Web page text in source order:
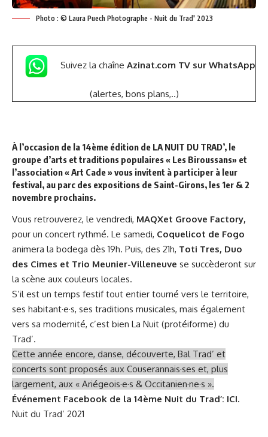
Photo : © Laura Puech Photographe - Nuit du Trad' 2023
Suivez la chaîne Azinat.com TV sur WhatsApp
(alertes, bons plans,..)
À l’occasion de la 14ème édition de LA NUIT DU TRAD’, le
groupe d’arts et traditions populaires « Les Biroussans» et
l’association « Art Cade » vous invitent à participer à leur
festival, au parc des expositions de Saint-Girons, les 1er & 2
novembre prochains.
Vous retrouverez, le vendredi, MAQXet Groove Factory,
pour un concert rythmé. Le samedi, Coquelicot de Fogo
animera la bodega dès 19h. Puis, des 21h, Toti Tres, Duo
des Cimes et Trio Meunier-Villeneuve se succèderont sur
la scène aux couleurs locales.
S’il est un temps festif tout entier tourné vers le territoire,
ses habitant·e·s, ses traditions musicales, mais également
vers sa modernité, c’est bien La Nuit (protéiforme) du
Trad’.
Cette année encore, danse, découverte, Bal Trad’ et
concerts sont proposés aux Couserannais·ses et, plus
largement, aux « Ariégeois·e·s & Occitanien·ne·s ».
Événement Facebook de la 14ème Nuit du Trad’: ICI.
Nuit du Trad’ 2021